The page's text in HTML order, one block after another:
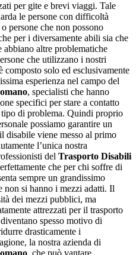
per gite e brevi viaggi. Tale
le persone con difficoltà
persone che non possono
per i diversamente abili sia che
altre problematiche
che utilizzano i nostri
composto solo ed esclusivamente
esperienza nel campo del
, specialisti che hanno
specifici per stare a contatto
di problema. Quindi proprio
possiamo garantire un
viene messo al primo
l’unica nostra
del Trasporto Disabili
che per chi soffre di
sempre un grandissimo
non si hanno i mezzi adatti. Il
dei mezzi pubblici, ma
attrezzati per il trasporto
spesso motivo di
drasticamente i
la nostra azienda di